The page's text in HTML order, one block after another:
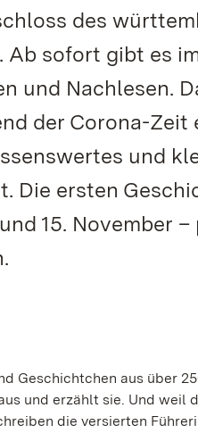
des
sofort gibt es
und Nachlesen.
der Corona-
und
Die ersten
15. November
Geschichtchen aus über
und erzählt sie. Und weil
die versierten